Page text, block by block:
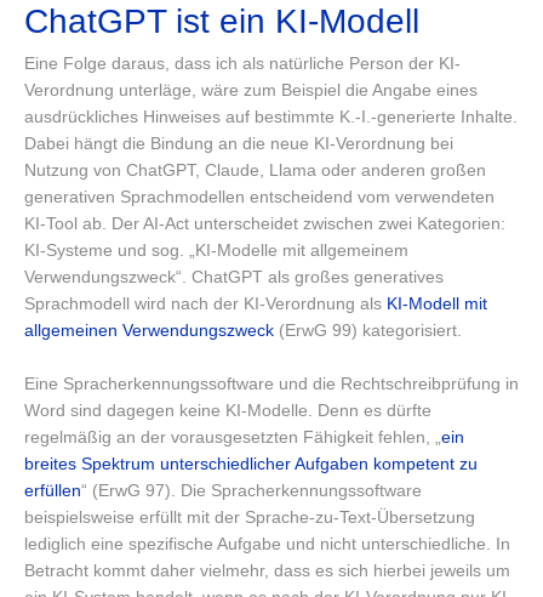
ChatGPT ist ein KI-Modell
Eine Folge daraus, dass ich als natürliche Person der KI-
Verordnung unterläge, wäre zum Beispiel die Angabe eines
ausdrückliches Hinweises auf bestimmte K.-I.-generierte Inhalte.
Dabei hängt die Bindung an die neue KI-Verordnung bei
Nutzung von ChatGPT, Claude, Llama oder anderen großen
generativen Sprachmodellen entscheidend vom verwendeten
KI-Tool ab. Der AI-Act unterscheidet zwischen zwei Kategorien:
KI-Systeme und sog. „KI-Modelle mit allgemeinem
Verwendungszweck“. ChatGPT als großes generatives
Sprachmodell wird nach der KI-Verordnung als KI-Modell mit
allgemeinen Verwendungszweck (ErwG 99) kategorisiert.
Eine Spracherkennungssoftware und die Rechtschreibprüfung in
Word sind dagegen keine KI-Modelle. Denn es dürfte
regelmäßig an der vorausgesetzten Fähigkeit fehlen, „ ein
breites Spektrum unterschiedlicher Aufgaben kompetent zu
erfüllen“ (ErwG 97). Die Spracherkennungssoftware
beispielsweise erfüllt mit der Sprache-zu-Text-Übersetzung
lediglich eine spezifische Aufgabe und nicht unterschiedliche. In
Betracht kommt daher vielmehr, dass es sich hierbei jeweils um